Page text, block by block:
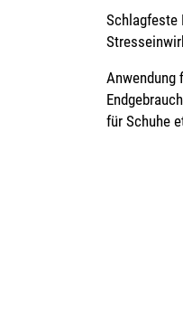
Schlagfeste
Anwendung
für Schuhe